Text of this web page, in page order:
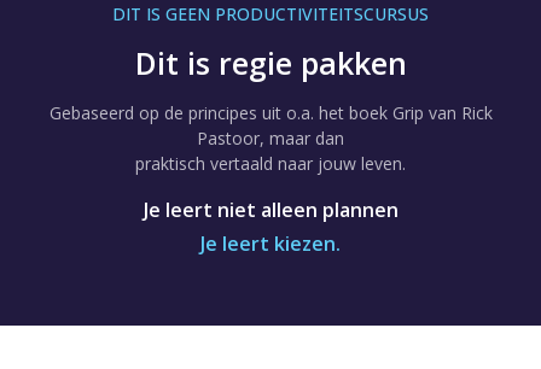
DIT IS GEEN PRODUCTIVITEITSCURSUS
Dit is regie pakken
Gebaseerd op de principes uit o.a. het boek Grip van Rick
Pastoor, maar dan
praktisch vertaald naar jouw leven.
Je leert niet alleen plannen
Je leert kiezen.